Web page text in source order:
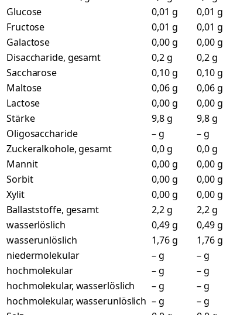
Glucose
0,01 g
0,01 g
Fructose
0,01 g
0,01 g
Galactose
0,00 g
0,00 g
Disaccharide, gesamt
0,2 g
0,2 g
Saccharose
0,10 g
0,10 g
Maltose
0,06 g
0,06 g
Lactose
0,00 g
0,00 g
Stärke
9,8 g
9,8 g
Oligosaccharide
– g
– g
Zuckeralkohole, gesamt
0,0 g
0,0 g
Mannit
0,00 g
0,00 g
Sorbit
0,00 g
0,00 g
Xylit
0,00 g
0,00 g
Ballaststoffe, gesamt
2,2 g
2,2 g
wasserlöslich
0,49 g
0,49 g
wasserunlöslich
1,76 g
1,76 g
niedermolekular
– g
– g
hochmolekular
– g
– g
hochmolekular, wasserlöslich
– g
– g
hochmolekular, wasserunlöslich – g
– g